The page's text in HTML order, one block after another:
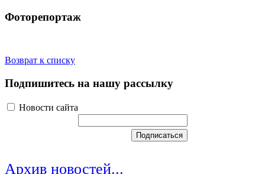
Фоторепортаж
Возврат к списку
Подпишитесь на нашу рассылку
Новости сайта
Архив новостей...